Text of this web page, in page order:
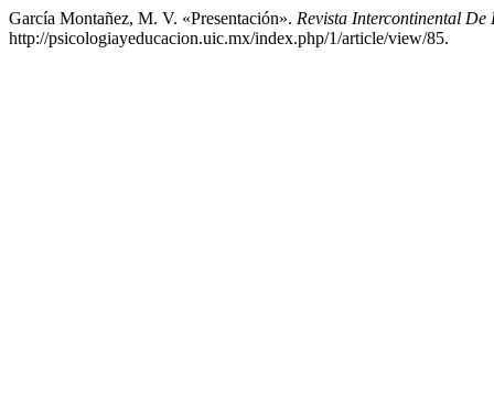
García Montañez, M. V. «Presentación». Revista Intercontinental
http://psicologiayeducacion.uic.mx/index.php/1/article/view/85.